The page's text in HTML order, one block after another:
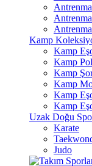
Kamp
Kamp
Kamp
Kamp
Kamp
Kamp
Kamp
Uzak Doğu
Karate
Judo